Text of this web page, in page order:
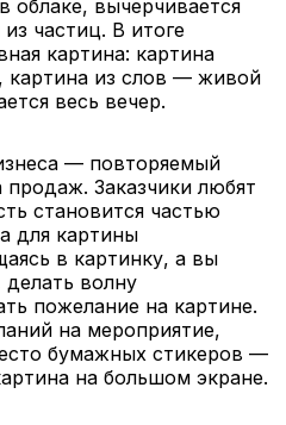
облаке, вычерчивается
частиц. В итоге
картина: картина
картина из слов — живой
весь вечер.
— повторяемый
продаж. Заказчики любят
становится частью
для картины
в картинку, а вы
волну
пожелание на картине.
на мероприятие,
бумажных стикеров —
на большом экране.